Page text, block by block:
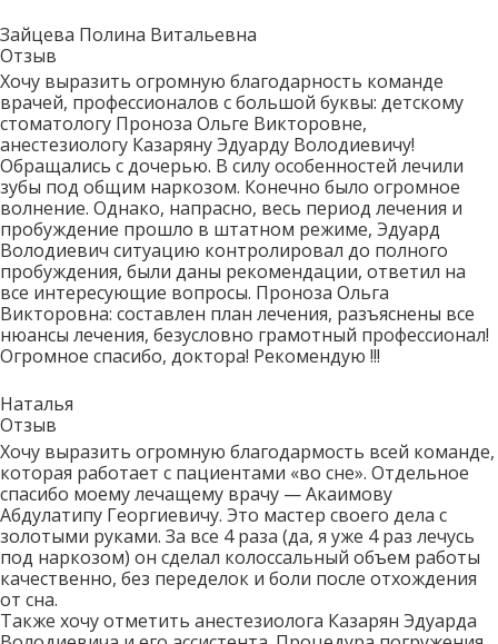
Зайцева Полина Витальевна
Отзыв
Хочу выразить огромную благодарность команде
врачей, профессионалов с большой буквы: детскому
стоматологу Проноза Ольге Викторовне,
анестезиологу Казаряну Эдуарду Володиевичу!
Обращались с дочерью. В силу особенностей лечили
зубы под общим наркозом. Конечно было огромное
волнение. Однако, напрасно, весь период лечения и
пробуждение прошло в штатном режиме, Эдуард
Володиевич ситуацию контролировал до полного
пробуждения, были даны рекомендации, ответил на
все интересующие вопросы. Проноза Ольга
Викторовна: составлен план лечения, разъяснены все
нюансы лечения, безусловно грамотный профессионал!
Огромное спасибо, доктора! Рекомендую !!!
Наталья
Отзыв
Хочу выразить огромную благодармость всей команде,
которая работает с пациентами «во сне». Отдельное
спасибо моему лечащему врачу — Акаимову
Абдулатипу Георгиевичу. Это мастер своего дела с
золотыми руками. За все 4 раза (да, я уже 4 раз лечусь
под наркозом) он сделал колоссальный объем работы
качественно, без переделок и боли после отхождения
от сна.
Также хочу отметить анестезиолога Казарян Эдуарда